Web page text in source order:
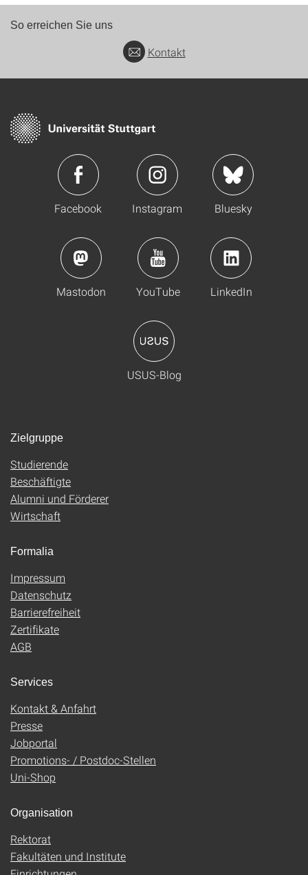
So erreichen Sie uns
Kontakt
Facebook Instagram Bluesky
Mastodon YouTube LinkedIn
USUS-Blog
Zielgruppe
Studierende
Beschäftigte
Alumni und Förderer
Wirtschaft
Formalia
Impressum
Datenschutz
Barrierefreiheit
Zertifikate
AGB
Services
Kontakt & Anfahrt
Presse
Jobportal
Promotions- / Postdoc-Stellen
Uni-Shop
Organisation
Rektorat
Fakultäten und Institute